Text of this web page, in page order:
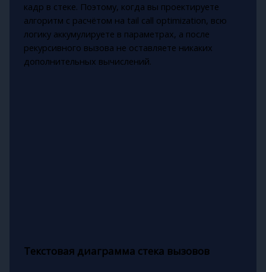
кадр в стеке. Поэтому, когда вы проектируете
алгоритм с расчётом на tail call optimization, всю
логику аккумулируете в параметрах, а после
рекурсивного вызова не оставляете никаких
дополнительных вычислений.
Текстовая диаграмма стека вызовов